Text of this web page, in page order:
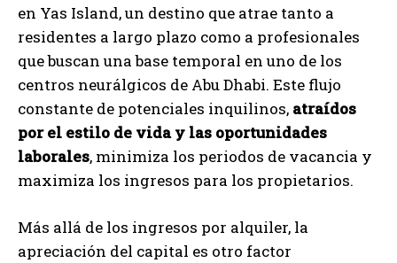
en Yas Island, un destino que atrae tanto a
residentes a largo plazo como a profesionales
que buscan una base temporal en uno de los
centros neurálgicos de Abu Dhabi. Este flujo
constante de potenciales inquilinos, atraídos
por el estilo de vida y las oportunidades
laborales, minimiza los periodos de vacancia y
maximiza los ingresos para los propietarios.
Más allá de los ingresos por alquiler, la
apreciación del capital es otro factor